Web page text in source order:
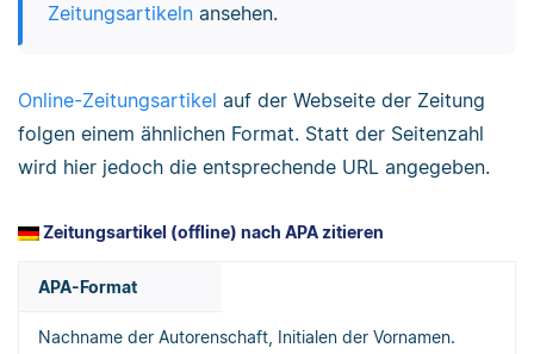
Zeitungsartikelnansehen.
Online-Zeitungsartikel auf der Webseite der Zeitung
folgen einem ähnlichen Format. Statt der Seitenzahl
wird hier jedoch die entsprechende URL angegeben.
Zeitungsartikel (offline) nach APA zitieren
APA-Format
Nachname der Autorenschaft, Initialen der Vornamen.